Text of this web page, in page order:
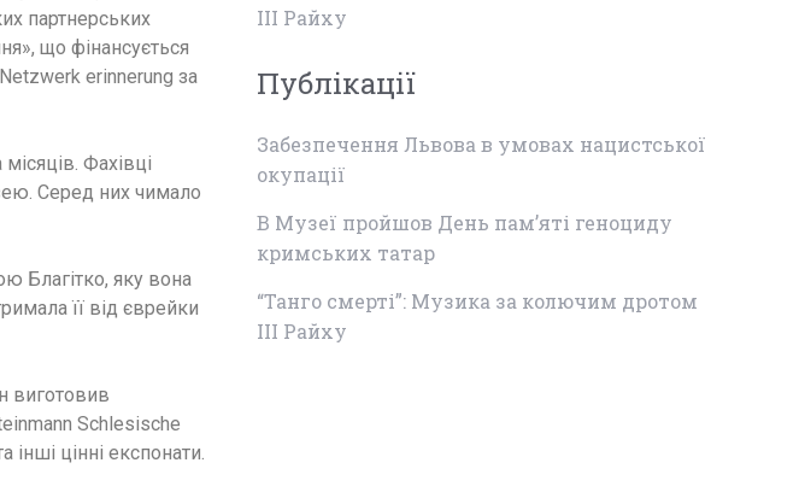
партнерських
що фінансується
erinnerung за
Фахівці
Серед них чимало
Благітко, яку вона
її від єврейки
виготовив
Schlesische
цінні експонати.
ІІІ Райху
Публікації
Забезпечення Львова в умовах нацистської
окупації
В Музеї пройшов День пам’яті геноциду
кримських татар
“Танго смерті”: Музика за колючим дротом
ІІІ Райху